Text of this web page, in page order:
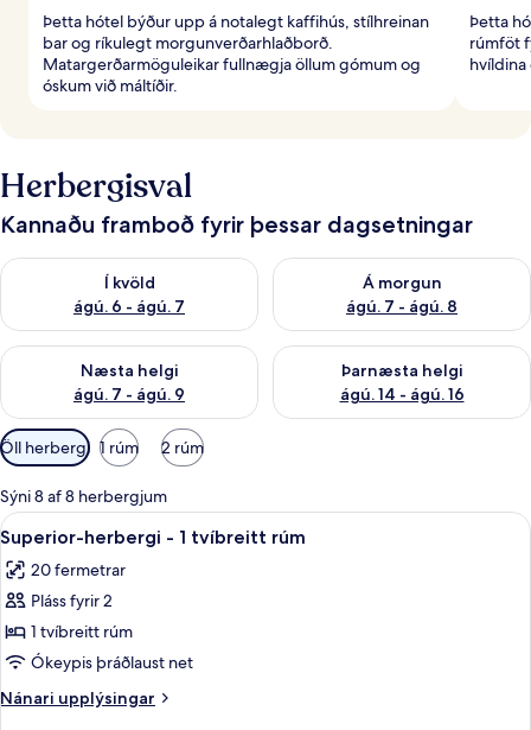
Þetta hótel býður upp á notalegt kaffihús, stílhreinan
bar og ríkulegt morgunverðarhlaðborð.
Matargerðarmöguleikar fullnægja öllum gómum og
óskum við máltíðir.
Þetta
rúmföt
Herbergisval
Kannaðu framboð fyrir þessar dagsetningar
Í kvöld
ágú. 6 - ágú. 7
Athuga framboð í kvöld ágú. 6 - ágú. 7
Á morgun
ágú. 7 - ágú. 8
Athuga framboð á morgun
Næsta helgi
ágú. 7 - ágú. 9
Athuga framboð næstu helgi ágú. 7 - ágú. 9
Þarnæsta helgi
ágú. 14 - ágú. 16
Athuga framboð þarnæstu
Síur
í
boði
fyrir
herbergi
Öll herbergi 1 rúm 2 rúm
Sýni 8 af 8 herbergjum
Skoða
allar
myndir
fyrir
Superior-
herbergi
-
1
Superior-herbergi - 1 tvíbreitt rúm |
10
Superior-herbergi - 1 tvíbreitt rúm
20 fermetrar
Pláss fyrir 2
1 tvíbreitt rúm
Ókeypis þráðlaust net
Nánari upplýsingar
Nánari